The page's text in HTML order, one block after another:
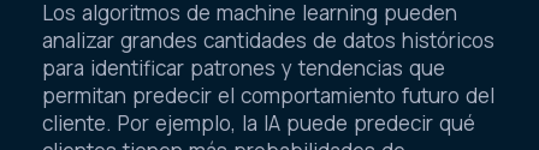
Los algoritmos de machine learning pueden
analizar grandes cantidades de datos históricos
para identificar patrones y tendencias que
permitan predecir el comportamiento futuro del
cliente. Por ejemplo, la IA puede predecir qué